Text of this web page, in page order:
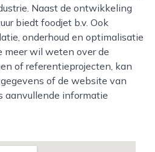
Naast de ontwikkeling
biedt foodjet b.v. Ook
onderhoud en optimalisatie
meer wil weten over de
of referentieprojecten, kan
of de website van
aanvullende informatie